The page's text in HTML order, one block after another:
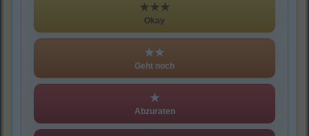
★★★
Okay
★★
Geht noch
★
Abzuraten